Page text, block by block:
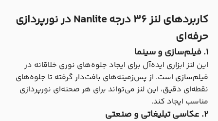
کاربردهای لنز 36 درجه Nanlite در نورپردازی
حرفه‌ای
۱. فیلم‌سازی و سینما
این لنز ابزاری ایده‌آل برای ایجاد جلوه‌های نوری خلاقانه در
فیلم‌سازی است. از پس‌زمینه‌های بافت‌دار گرفته تا جلوه‌های
نقطه‌ای دقیق، این لنز می‌تواند برای هر صحنه‌ای نورپردازی
مناسب ایجاد کند.
۲. عکاسی تبلیغاتی و صنعتی